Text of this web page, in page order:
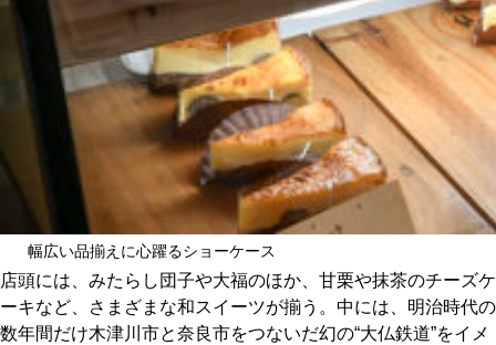
幅広い品揃えに心躍るショーケース
店頭には、みたらし団子や大福のほか、甘栗や抹茶のチーズケ
ーキなど、さまざまな和スイーツが揃う。中には、明治時代の
数年間だけ木津川市と奈良市をつないだ幻の“大仏鉄道”をイメ